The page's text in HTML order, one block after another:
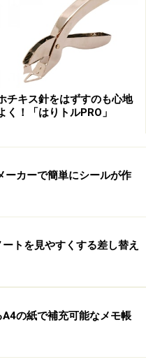
ルシリーズ。以前の社
点である鉛筆をモチー
すでに50年も経っている
。
れている彫刻の模様ごと
いったラインナップが用
模様のシェブロンを購
精緻な彫刻は、デザイン
さという点でも一役を
の6画軸のおかげだろう
に馴染む。
象を与えているのは、つ
。ペン先も含めて1つの
チキス針をはずすのも心地
く！「はりトルPRO」
ーカーで簡単にシールが作
トを見やすくする差し替え
の紙で補充可能なメモ帳